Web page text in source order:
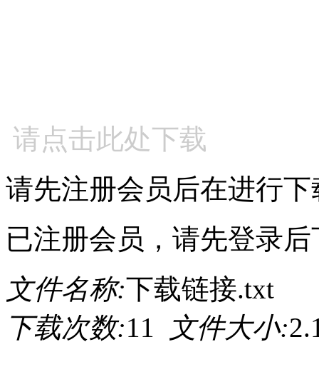
请点击此处下载
请先注册会员后在进行下
已注册会员，请先登录后
文件名称:下载链接.txt
下载次数:11 文件大小: